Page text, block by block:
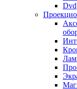
Dvd